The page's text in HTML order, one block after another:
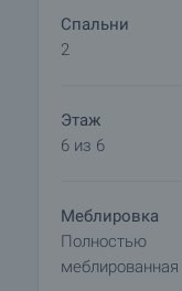
и
свяжитесь с
порядке оплаты.
Спальни
2
Этаж
6 из 6
Меблировка
Полностью
меблированная